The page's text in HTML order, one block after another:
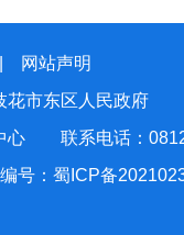
网站声明
市东区人民政府
心 联系电话：
号：蜀ICP备